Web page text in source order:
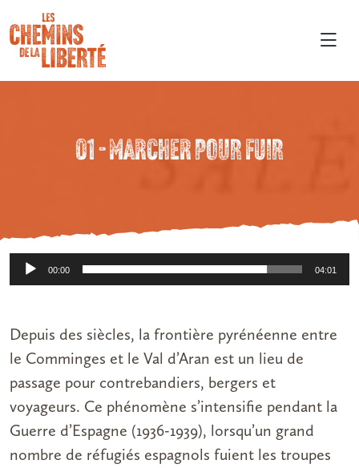
01 – MARCHER POUR FUIR
Lecteur
audio
00:00 04:01
Depuis des siècles, la frontière pyrénéenne entre
le Comminges et le Val d’Aran est un lieu de
passage pour contrebandiers, bergers et
voyageurs. Ce phénomène s’intensifie pendant la
Guerre d’Espagne (1936-1939), lorsqu’un grand
nombre de réfugiés espagnols fuient les troupes